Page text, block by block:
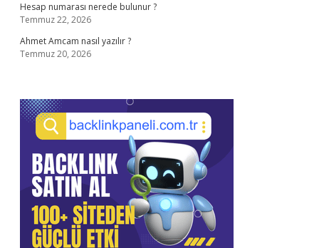
Hesap numarası nerede bulunur ?
Temmuz 22, 2026
Ahmet Amcam nasıl yazılır ?
Temmuz 20, 2026